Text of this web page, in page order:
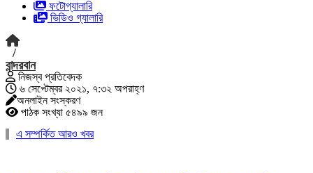
ফটোগ্যালারি
ভিডিও গ্যালারি
/
বান্দরবান
নিজস্ব প্রতিবেদক
৬ সেপ্টেম্বর ২০২১, ৭:৩২ অপরাহ্ণ
অনলাইন সংস্করণ
পাঠক সংখ্যা ৫৪৯৯ জন
এ সম্পর্কিত আরও খবর